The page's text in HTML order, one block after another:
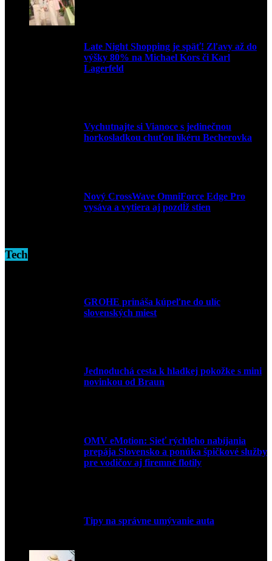
Late Night Shopping je späť! Zľavy až do
výšky 80% na Michael Kors či Karl
Lagerfeld
Vychutnajte si Vianoce s jedinečnou
horkosladkou chuťou likéru Becherovka
Nový CrossWave OmniForce Edge Pro
vysáva a vytiera aj pozdĺž stien
Tech
GROHE prináša kúpeľne do ulíc
slovenských miest
Jednoduchá cesta k hladkej pokožke s mini
novinkou od Braun
OMV eMotion: Sieť rýchleho nabíjania
prepája Slovensko a ponúka špičkové služby
pre vodičov aj firemné flotily
Tipy na správne umývanie auta